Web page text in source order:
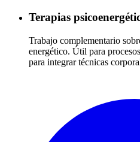
Terapias
Trabajo complementario
energético. Útil para
para integrar técnicas